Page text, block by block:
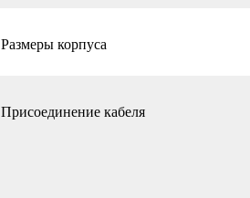
Размеры корпуса
Присоединение кабеля